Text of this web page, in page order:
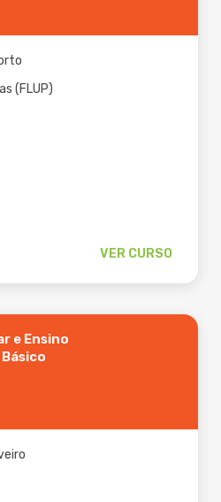
(FLUP)
VER CURSO
e Ensino
Básico